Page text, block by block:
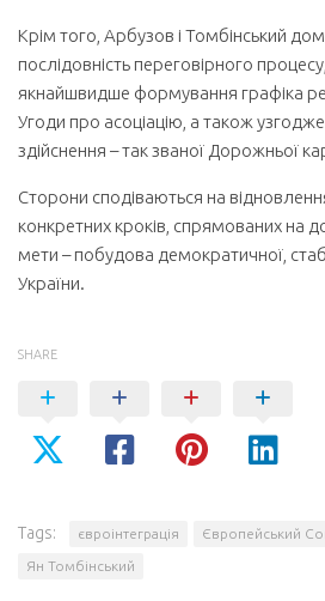
Крім того, Арбузов і Томбінський
послідовність переговірного
якнайшвидше формування графіка
Угоди про асоціацію, а також
здійснення – так званої Дорожньої
Сторони сподіваються на
конкретних кроків, спрямованих на
мети – побудова демократичної,
України.
SHARE
Tags: євроінтеграція Європейський
Ян Томбінський